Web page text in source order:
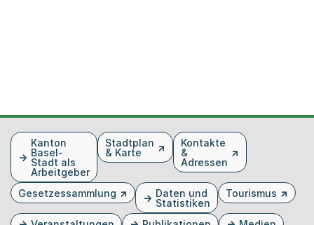
FusszeileKanton
Basel-
Stadt als
Arbeitgeber
Stadtplan
& Karte
Kontakte
&
Adressen
Gesetzessammlung
Daten und
Statistiken
Tourismus